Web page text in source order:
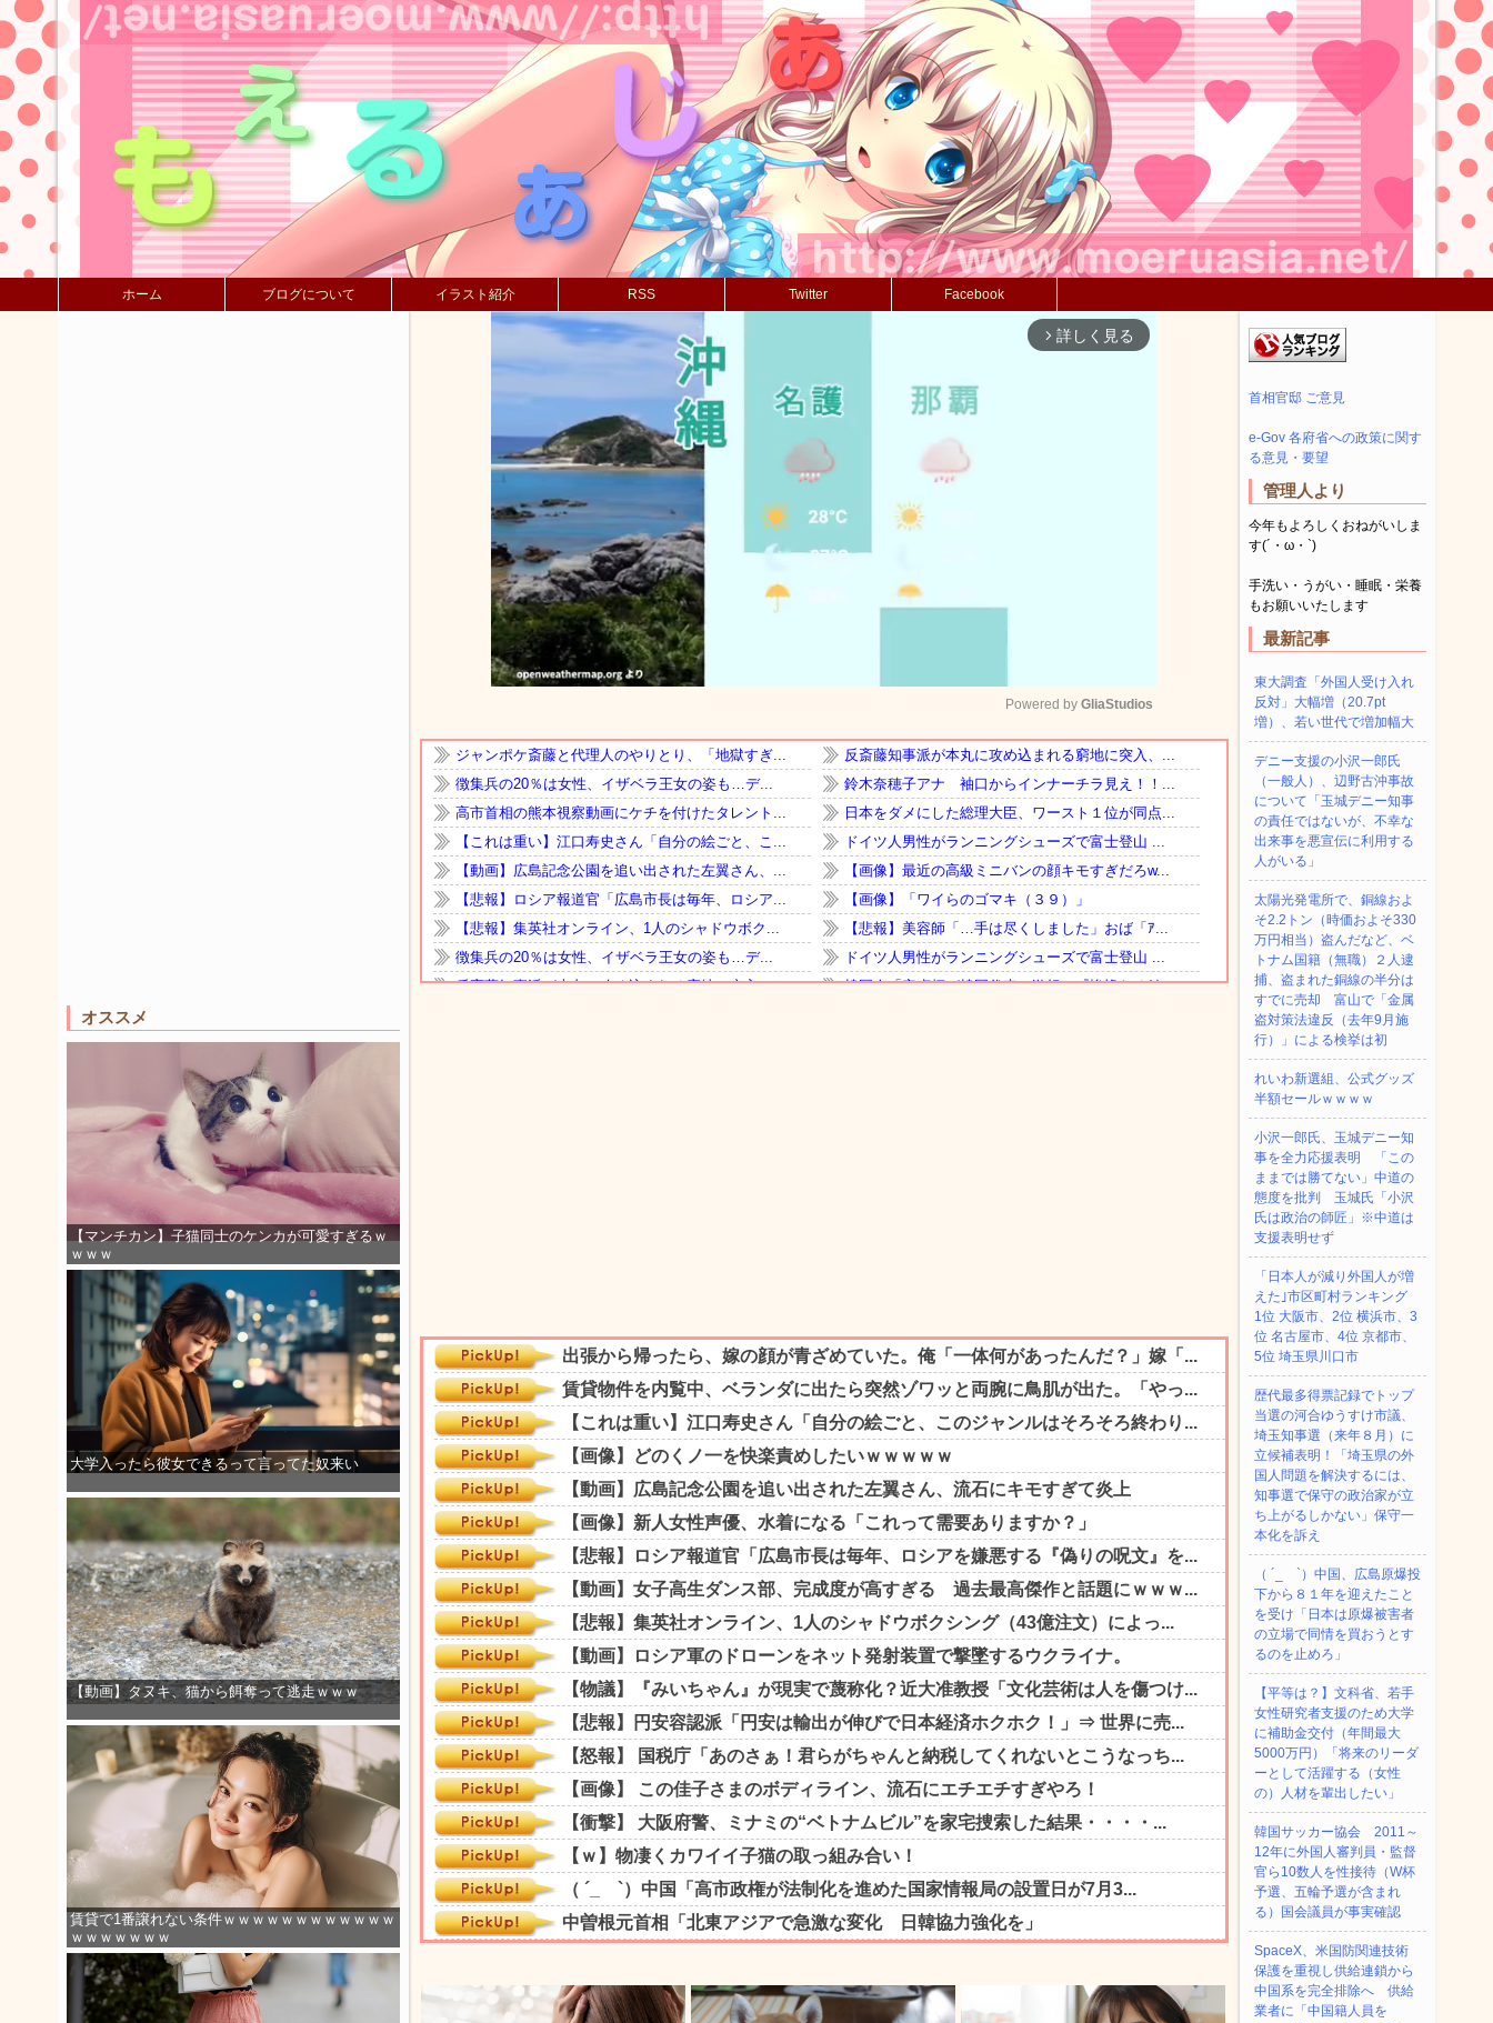
ホーム ブログについて イラスト紹介 RSS Twitter Facebook
オススメ
【マンチカン】子猫同士のケンカが可愛すぎるｗ
ｗｗｗ
大学入ったら彼女できるって言ってた奴来い
【動画】タヌキ、猫から餌奪って逃走ｗｗｗ
賃貸で1番譲れない条件ｗｗｗｗｗｗｗｗｗｗｗｗ
ｗｗｗｗｗｗｗ
arrow_forward_ios 詳しく見る
Mute
Powered by GliaStudios
首相官邸 ご意見
e-Gov 各府省への政策に関す
る意見・要望
管理人より
今年もよろしくおねがいしま
す(´・ω・`)
手洗い・うがい・睡眠・栄養
もお願いいたします
最新記事
東大調査「外国人受け入れ
反対」大幅増（20.7pt
増）、若い世代で増加幅大
デニー支援の小沢一郎氏
（一般人）、辺野古沖事故
について「玉城デニー知事
の責任ではないが、不幸な
出来事を悪宣伝に利用する
人がいる」
太陽光発電所で、銅線およ
そ2.2トン（時価およそ330
万円相当）盗んだなど、ベ
トナム国籍（無職）２人逮
捕、盗まれた銅線の半分は
すでに売却 富山で「金属
盗対策法違反（去年9月施
行）」による検挙は初
れいわ新選組、公式グッズ
半額セールｗｗｗｗ
小沢一郎氏、玉城デニー知
事を全力応援表明 「この
ままでは勝てない」中道の
態度を批判 玉城氏「小沢
氏は政治の師匠」※中道は
支援表明せず
「日本人が減り外国人が増
えた｣市区町村ランキング
1位 大阪市、2位 横浜市、3
位 名古屋市、4位 京都市、
5位 埼玉県川口市
歴代最多得票記録でトップ
当選の河合ゆうすけ市議、
埼玉知事選（来年８月）に
立候補表明！「埼玉県の外
国人問題を解決するには、
知事選で保守の政治家が立
ち上がるしかない」保守一
本化を訴え
（ ´_ゝ`）中国、広島原爆投
下から８１年を迎えたこと
を受け「日本は原爆被害者
の立場で同情を買おうとす
るのを止めろ」
【平等は？】文科省、若手
女性研究者支援のため大学
に補助金交付（年間最大
5000万円）「将来のリーダ
ーとして活躍する（女性
の）人材を輩出したい」
韓国サッカー協会 2011～
12年に外国人審判員・監督
官ら10数人を性接待（W杯
予選、五輪予選が含まれ
る）国会議員が事実確認
SpaceX、米国防関連技術
保護を重視し供給連鎖から
中国系を完全排除へ 供給
業者に「中国籍人員を